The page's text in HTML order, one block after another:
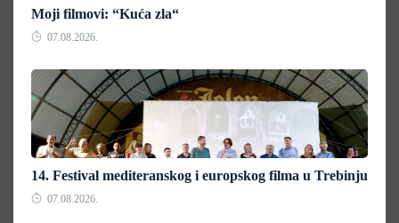
Moji filmovi: “Kuća zla“
07.08.2026.
14. Festival mediteranskog i europskog filma u Trebinju
07.08.2026.